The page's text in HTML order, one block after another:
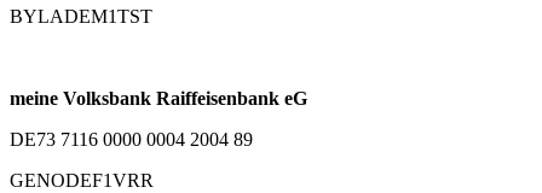
BYLADEM1TST
meine Volksbank Raiffeisenbank eG
DE73 7116 0000 0004 2004 89
GENODEF1VRR